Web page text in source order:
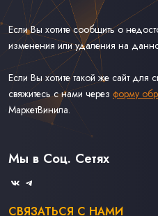
Если Вы хотите сообщить о
изменения или удаления на
Если Вы хотите такой же сайт для
свяжитесь с нами через форму
МаркетВинила.
Каталог Винила, CD и Кассет
Доставка и Оплата
Связаться С Нами
Мы в Соц. Сетях
СВЯЗАТЬСЯ С НАМИ